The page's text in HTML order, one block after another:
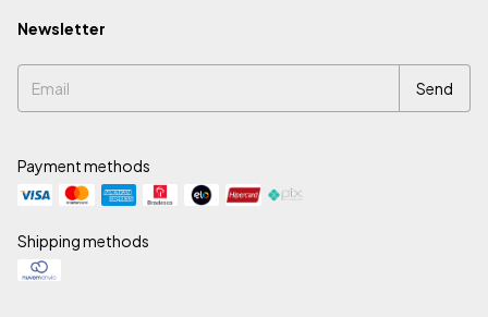
Newsletter
Payment methods
Shipping methods